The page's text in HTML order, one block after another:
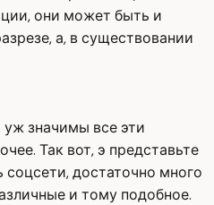
они может быть и
а, в существовании
значимы все эти
Так вот, э представьте
соцсети, достаточно много
и тому подобное.